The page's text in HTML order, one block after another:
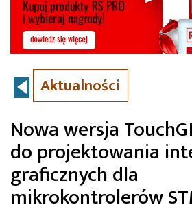
Aktualności
Nowa wersja
do projektowania
graficznych dla
mikrokontrolerów